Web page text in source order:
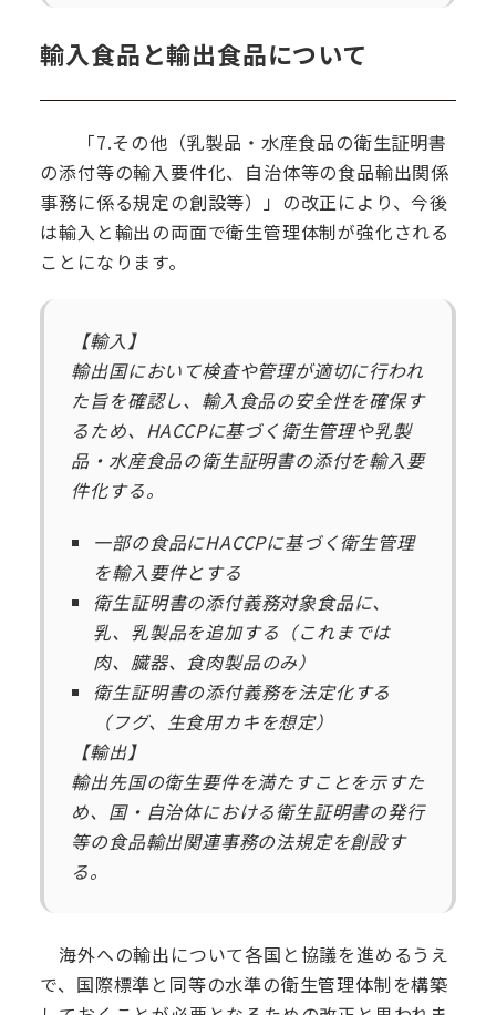
輸入食品と輸出食品について
「7.その他（乳製品・水産食品の衛生証明書
の添付等の輸入要件化、自治体等の食品輸出関係
事務に係る規定の創設等）」の改正により、今後
は輸入と輸出の両面で衛生管理体制が強化される
ことになります。
【輸入】
輸出国において検査や管理が適切に行われ
た旨を確認し、輸入食品の安全性を確保す
るため、HACCPに基づく衛生管理や乳製
品・水産食品の衛生証明書の添付を輸入要
件化する。
一部の食品にHACCPに基づく衛生管理
を輸入要件とする
衛生証明書の添付義務対象食品に、
乳、乳製品を追加する（これまでは
肉、臓器、食肉製品のみ）
衛生証明書の添付義務を法定化する
（フグ、生食用カキを想定）
【輸出】
輸出先国の衛生要件を満たすことを示すた
め、国・自治体における衛生証明書の発行
等の食品輸出関連事務の法規定を創設す
る。
海外への輸出について各国と協議を進めるうえ
で、国際標準と同等の水準の衛生管理体制を構築